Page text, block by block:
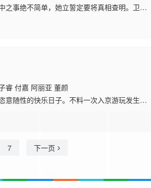
之事绝不简单，她立誓定要将真相查明。卫家
入卫家，以已逝大哥遗孀的身份展开调查，
睿 付嘉 阿丽亚 董颜
随性的快乐日子。不料一次入京游玩发生意
不但要承受被宁
7 下一页